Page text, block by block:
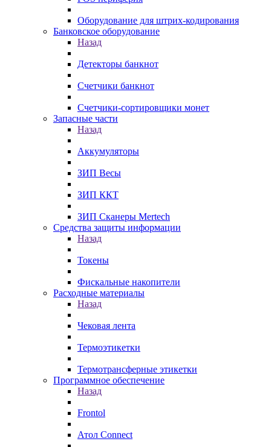
Оборудование для штрих-кодирования
Банковское оборудование
Назад
Детекторы банкнот
Счетчики банкнот
Счетчики-сортировщики монет
Запасные части
Назад
Аккумуляторы
ЗИП Весы
ЗИП ККТ
ЗИП Сканеры Mertech
Средства защиты информации
Назад
Токены
Фискальные накопители
Расходные материалы
Назад
Чековая лента
Термоэтикетки
Термотрансферные этикетки
Программное обеспечение
Назад
Frontol
Атол Connect